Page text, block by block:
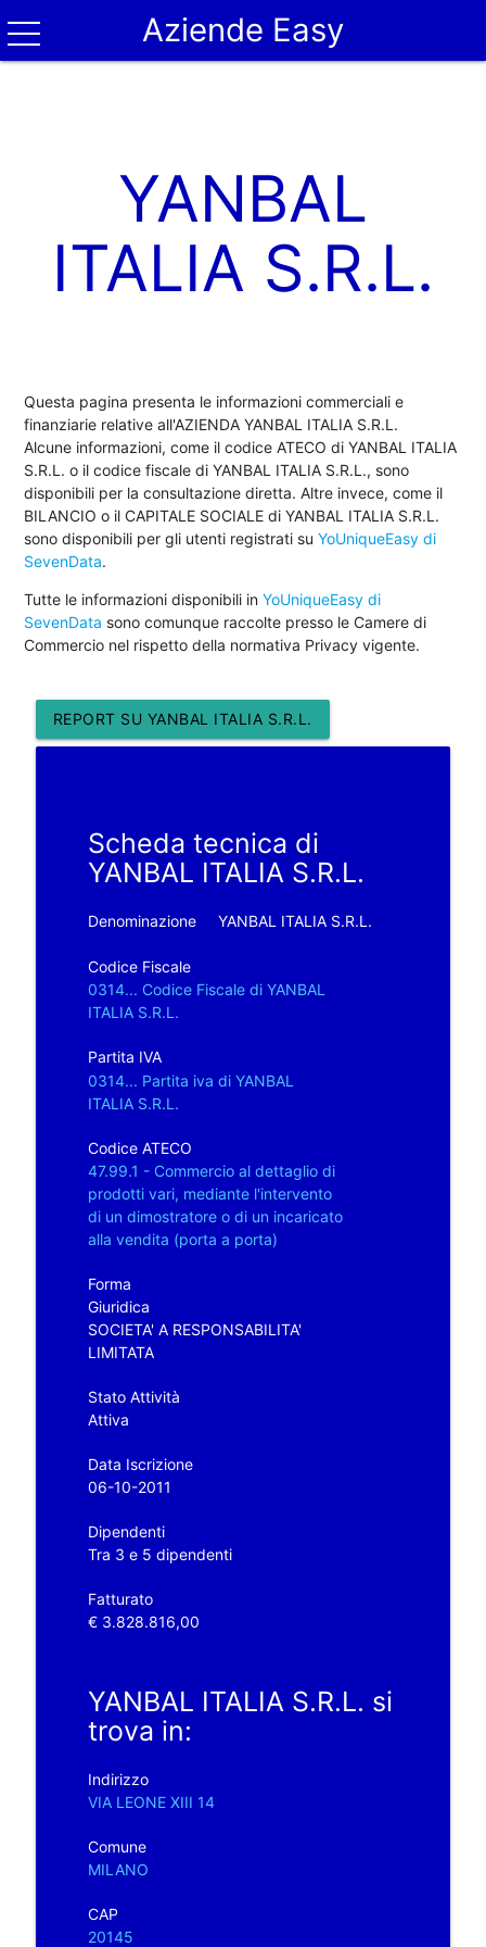
Aziende Easy
YANBAL
ITALIA S.R.L.
Questa pagina presenta le informazioni commerciali e
finanziarie relative all'AZIENDA YANBAL ITALIA S.R.L.
Alcune informazioni, come il codice ATECO di YANBAL ITALIA
S.R.L. o il codice fiscale di YANBAL ITALIA S.R.L., sono
disponibili per la consultazione diretta. Altre invece, come il
BILANCIO o il CAPITALE SOCIALE di YANBAL ITALIA S.R.L.
sono disponibili per gli utenti registrati suYoUniqueEasy di
SevenData.
Tutte le informazioni disponibili inYoUniqueEasy di
SevenData sono comunque raccolte presso le Camere di
Commercio nel rispetto della normativa Privacy vigente.
REPORT SU YANBAL ITALIA S.R.L.
Scheda tecnica di
YANBAL ITALIA S.R.L.
Denominazione YANBAL ITALIA S.R.L.
Codice Fiscale
0314... Codice Fiscale di YANBAL
ITALIA S.R.L.
Partita IVA
0314... Partita iva di YANBAL
ITALIA S.R.L.
Codice ATECO
47.99.1 - Commercio al dettaglio di
prodotti vari, mediante l'intervento
di un dimostratore o di un incaricato
alla vendita (porta a porta)
Forma
Giuridica
SOCIETA' A RESPONSABILITA'
LIMITATA
Stato Attività
Attiva
Data Iscrizione
06-10-2011
Dipendenti
Tra 3 e 5 dipendenti
Fatturato
€ 3.828.816,00
YANBAL ITALIA S.R.L. si
trova in:
Indirizzo
VIA LEONE XIII 14
Comune
MILANO
CAP
20145